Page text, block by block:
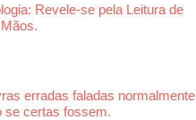
Revele-se pela Leitura de
erradas faladas normalmente
se certas fossem.